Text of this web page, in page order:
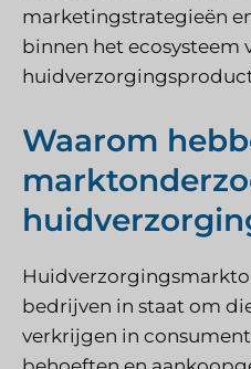
marketingstrategieën
binnen het ecosysteem
Waarom
bedrijven in staat om
verkrijgen in